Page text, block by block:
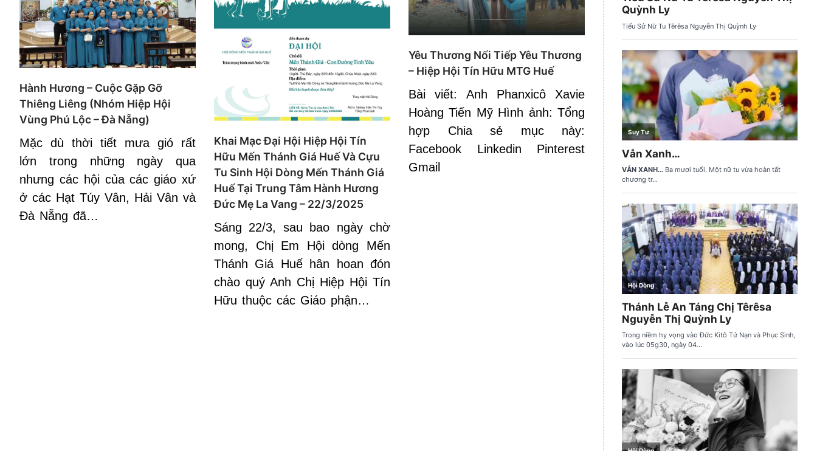
Hành Hương – Cuộc Gặp Gỡ
Thiêng Liêng (Nhóm Hiệp Hội
Vùng Phú Lộc – Đà Nẵng)
Mặc dù thời tiết mưa gió rất
lớn trong những ngày qua
nhưng các hội của các giáo xứ
ở các Hạt Túy Vân, Hải Vân và
Đà Nẵng đã…
Khai Mạc Đại Hội Hiệp Hội Tín
Hữu Mến Thánh Giá Huế Và Cựu
Tu Sinh Hội Dòng Mến Thánh Giá
Huế Tại Trung Tâm Hành Hương
Đức Mẹ La Vang – 22/3/2025
Sáng 22/3, sau bao ngày chờ
mong, Chị Em Hội dòng Mến
Thánh Giá Huế hân hoan đón
chào quý Anh Chị Hiệp Hội Tín
Hữu thuộc các Giáo phận…
Yêu Thương Nối Tiếp Yêu Thương
– Hiệp Hội Tín Hữu MTG Huế
Bài viết: Anh Phanxicô Xavie
Hoàng Tiến Mỹ Hình ảnh: Tổng
hợp Chia sẻ mục này:
Facebook Linkedin Pinterest
Gmail